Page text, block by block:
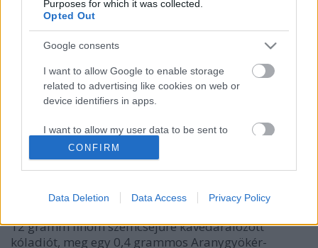
Purposes for which it was collected.
Opted Out
Google consents
I want to allow Google to enable storage
related to advertising like cookies on web or
device identifiers in apps.
I want to allow my user data to be sent to
Google for online advertising purposes.
I want to allow Google to send me
related to analytics like cookies on web or
CONFIRM
Data Deletion Data Access Privacy Policy
Viszont ahhoz, hogy hasson, egy esti dupla kávé kell,
ami eléggé megdobogtatja a szívemet egy rövid
időre, amit meg ugye nem szeretek. Ezt a hatást
Aranygyökér-kivonat + Kóladió
2009. november 30.
otthoni dolgaimhoz, de sok mindent el kellett
12 gramm finom szemcséjűre kávédarálózott
kóladiót, meg egy 0,4 grammos Aranygyökér-